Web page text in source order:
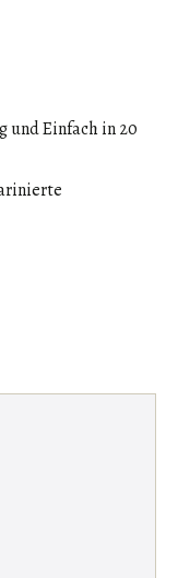
und Einfach in 20